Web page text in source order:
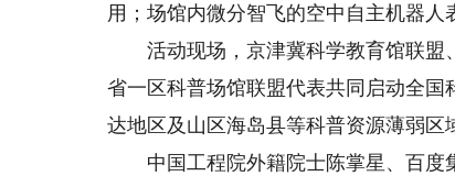
用；场馆内微分智飞的空中自主机器人
活动现场，京津冀科学教育馆联盟
省一区科普场馆联盟代表共同启动全
达地区及山区海岛县等科普资源薄弱区
中国工程院外籍院士陈掌星、百度